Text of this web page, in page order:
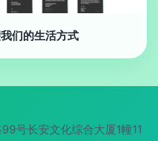
们的生活方式
号长安文化综合大厦1幢11